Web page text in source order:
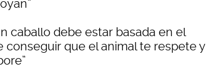
caballo debe estar basada en el
conseguir que el animal te respete y